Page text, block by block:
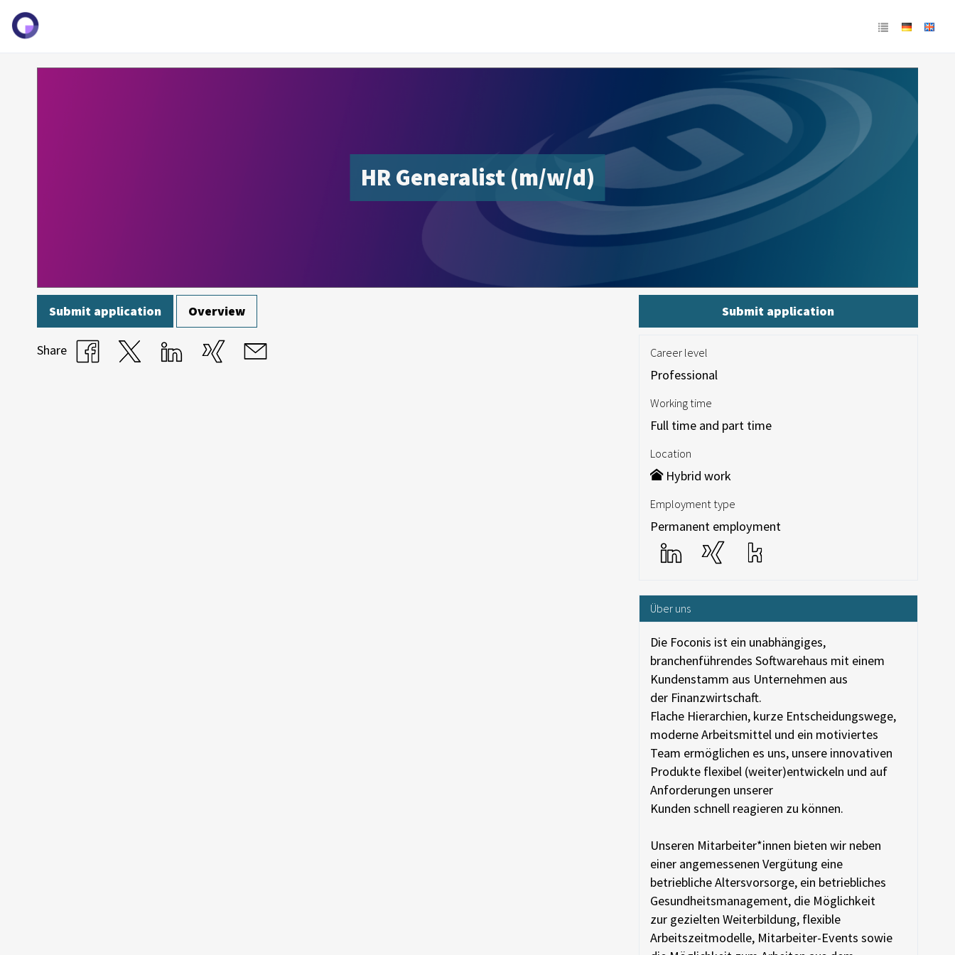
HR Generalist (m/w/d)
Submit application Overview
Share
Submit application
Career level
Professional
Working time
Full time and part time
Location
Hybrid work
Employment type
Permanent employment
Über uns
Die Foconis ist ein unabhängiges,
branchenführendes Softwarehaus mit einem
Kundenstamm aus Unternehmen aus
der Finanzwirtschaft.
Flache Hierarchien, kurze Entscheidungswege,
moderne Arbeitsmittel und ein motiviertes
Team ermöglichen es uns, unsere innovativen
Produkte flexibel (weiter)entwickeln und auf
Anforderungen unserer
Kunden schnell reagieren zu können.
Unseren Mitarbeiter*innen bieten wir neben
einer angemessenen Vergütung eine
betriebliche Altersvorsorge, ein betriebliches
Gesundheitsmanagement, die Möglichkeit
zur gezielten Weiterbildung, flexible
Arbeitszeitmodelle, Mitarbeiter-Events sowie